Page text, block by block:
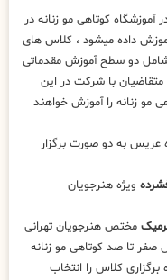
آموزشگاه کوتاهی مو زنانه در
داده میشود ، کلاس های
شامل دو سطح آموزش مقدماتی
با شرکت در این
کوتاهی مو زنانه را آموزش خواهند
عریس به دو صورت برگزار
ویژه هنرجویان
مختص هنرجویان تهرانی
تا صد کوتاهی مو زنانه
برگزاری کلاس را انتخاب